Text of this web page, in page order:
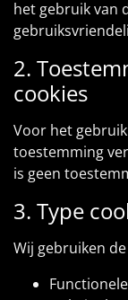
het gebruik van
2.
cookies
Voor het
toestemming
is geen
3. Type
Wij gebruiken